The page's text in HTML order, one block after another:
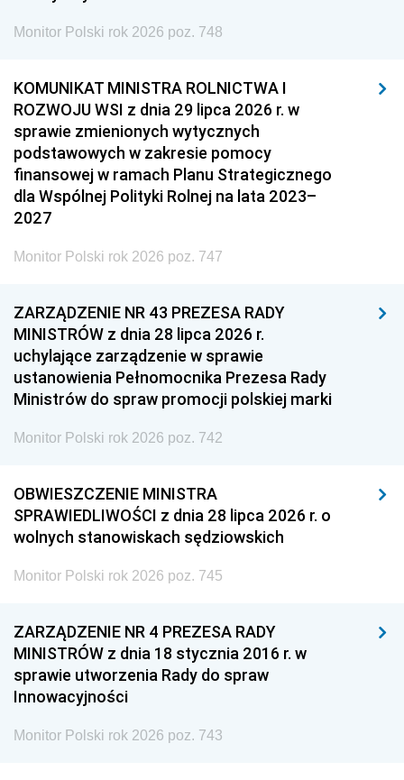
Monitor Polski rok 2026 poz. 748
KOMUNIKAT MINISTRA ROLNICTWA I
ROZWOJU WSI z dnia 29 lipca 2026 r. w
sprawie zmienionych wytycznych
podstawowych w zakresie pomocy
finansowej w ramach Planu Strategicznego
dla Wspólnej Polityki Rolnej na lata 2023–
2027
Monitor Polski rok 2026 poz. 747
ZARZĄDZENIE NR 43 PREZESA RADY
MINISTRÓW z dnia 28 lipca 2026 r.
uchylające zarządzenie w sprawie
ustanowienia Pełnomocnika Prezesa Rady
Ministrów do spraw promocji polskiej marki
Monitor Polski rok 2026 poz. 742
OBWIESZCZENIE MINISTRA
SPRAWIEDLIWOŚCI z dnia 28 lipca 2026 r. o
wolnych stanowiskach sędziowskich
Monitor Polski rok 2026 poz. 745
ZARZĄDZENIE NR 4 PREZESA RADY
MINISTRÓW z dnia 18 stycznia 2016 r. w
sprawie utworzenia Rady do spraw
Innowacyjności
Monitor Polski rok 2026 poz. 743